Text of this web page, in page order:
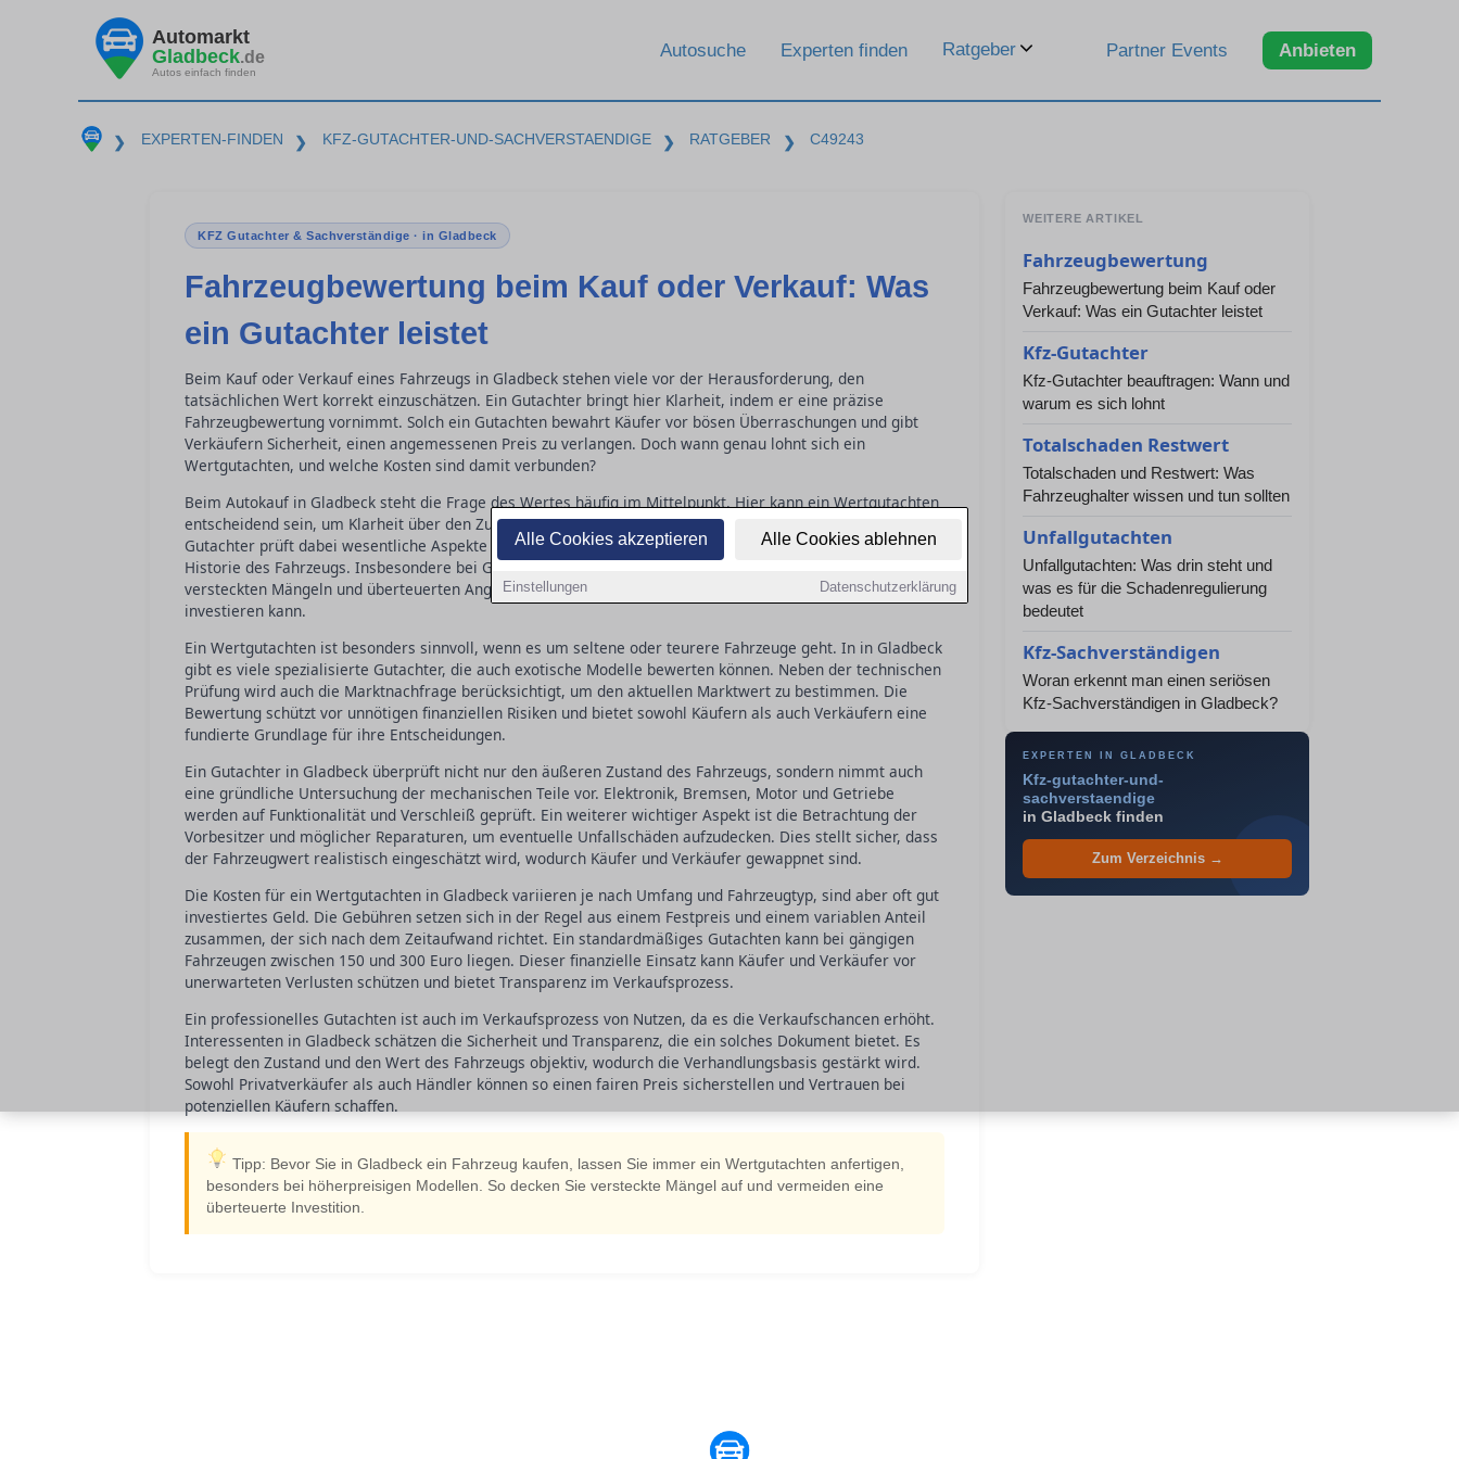
Alle Cookies akzeptieren Alle Cookies ablehnen
Einstellungen Datenschutzerklärung
Automarkt
Gladbeck.de
Autos einfach finden
Autosuche Experten finden Ratgeber Partner Events Anbieten
❯ EXPERTEN-FINDEN ❯ KFZ-GUTACHTER-UND-SACHVERSTAENDIGE ❯ RATGEBER ❯ C49243
KFZ Gutachter & Sachverständige · in Gladbeck
Fahrzeugbewertung beim Kauf oder Verkauf: Was
ein Gutachter leistet
Beim Kauf oder Verkauf eines Fahrzeugs in Gladbeck stehen viele vor der Herausforderung, den
tatsächlichen Wert korrekt einzuschätzen. Ein Gutachter bringt hier Klarheit, indem er eine präzise
Fahrzeugbewertung vornimmt. Solch ein Gutachten bewahrt Käufer vor bösen Überraschungen und gibt
Verkäufern Sicherheit, einen angemessenen Preis zu verlangen. Doch wann genau lohnt sich ein
Wertgutachten, und welche Kosten sind damit verbunden?
Beim Autokauf in Gladbeck steht die Frage des Wertes häufig im Mittelpunkt. Hier kann ein Wertgutachten
entscheidend sein, um Klarheit über den Zustand und den fairen Preis des Fahrzeugs zu schaffen. Ein
Gutachter prüft dabei wesentliche Aspekte wie den technischen Zustand, die Kilometerlaufleistung und die
Historie des Fahrzeugs. Insbesondere bei Gebrauchtfahrzeugen schützt ein solches Gutachten vor
versteckten Mängeln und überteuerten Angeboten, sodass der Käufer mit einem sicheren Gefühl
investieren kann.
Ein Wertgutachten ist besonders sinnvoll, wenn es um seltene oder teurere Fahrzeuge geht. In in Gladbeck
gibt es viele spezialisierte Gutachter, die auch exotische Modelle bewerten können. Neben der technischen
Prüfung wird auch die Marktnachfrage berücksichtigt, um den aktuellen Marktwert zu bestimmen. Die
Bewertung schützt vor unnötigen finanziellen Risiken und bietet sowohl Käufern als auch Verkäufern eine
fundierte Grundlage für ihre Entscheidungen.
Ein Gutachter in Gladbeck überprüft nicht nur den äußeren Zustand des Fahrzeugs, sondern nimmt auch
eine gründliche Untersuchung der mechanischen Teile vor. Elektronik, Bremsen, Motor und Getriebe
werden auf Funktionalität und Verschleiß geprüft. Ein weiterer wichtiger Aspekt ist die Betrachtung der
Vorbesitzer und möglicher Reparaturen, um eventuelle Unfallschäden aufzudecken. Dies stellt sicher, dass
der Fahrzeugwert realistisch eingeschätzt wird, wodurch Käufer und Verkäufer gewappnet sind.
Die Kosten für ein Wertgutachten in Gladbeck variieren je nach Umfang und Fahrzeugtyp, sind aber oft gut
investiertes Geld. Die Gebühren setzen sich in der Regel aus einem Festpreis und einem variablen Anteil
zusammen, der sich nach dem Zeitaufwand richtet. Ein standardmäßiges Gutachten kann bei gängigen
Fahrzeugen zwischen 150 und 300 Euro liegen. Dieser finanzielle Einsatz kann Käufer und Verkäufer vor
unerwarteten Verlusten schützen und bietet Transparenz im Verkaufsprozess.
Ein professionelles Gutachten ist auch im Verkaufsprozess von Nutzen, da es die Verkaufschancen erhöht.
Interessenten in Gladbeck schätzen die Sicherheit und Transparenz, die ein solches Dokument bietet. Es
belegt den Zustand und den Wert des Fahrzeugs objektiv, wodurch die Verhandlungsbasis gestärkt wird.
Sowohl Privatverkäufer als auch Händler können so einen fairen Preis sicherstellen und Vertrauen bei
potenziellen Käufern schaffen.
Tipp: Bevor Sie in Gladbeck ein Fahrzeug kaufen, lassen Sie immer ein Wertgutachten anfertigen,
besonders bei höherpreisigen Modellen. So decken Sie versteckte Mängel auf und vermeiden eine
überteuerte Investition.
WEITERE ARTIKEL
Fahrzeugbewertung
Fahrzeugbewertung beim Kauf oder
Verkauf: Was ein Gutachter leistet
Kfz-Gutachter
Kfz-Gutachter beauftragen: Wann und
warum es sich lohnt
Totalschaden Restwert
Totalschaden und Restwert: Was
Fahrzeughalter wissen und tun sollten
Unfallgutachten
Unfallgutachten: Was drin steht und
was es für die Schadenregulierung
bedeutet
Kfz-Sachverständigen
Woran erkennt man einen seriösen
Kfz-Sachverständigen in Gladbeck?
EXPERTEN IN GLADBECK
Kfz-gutachter-und-
sachverstaendige
in Gladbeck finden
Zum Verzeichnis →